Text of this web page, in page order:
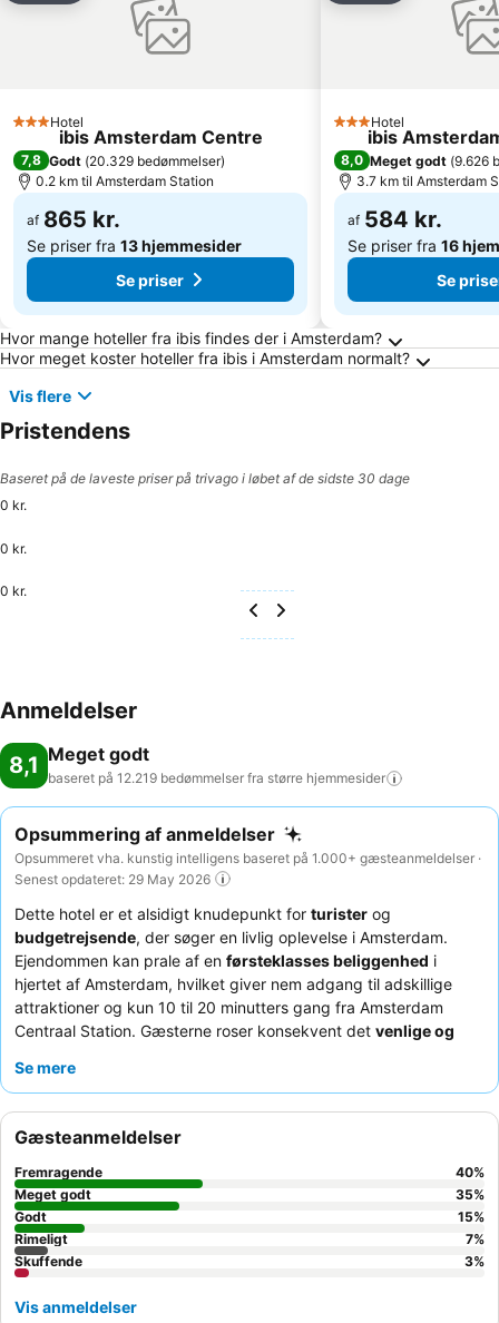
3 Stjerner
Hotel
ibis Amsterdam Centre
7,8 Godt (20.329 bedømmelser)
0.2 km til Amsterdam Station
af 865 kr.
Se priser fra 13 hjemmesider
Se priser
3 Stjerner
Hotel
ibis
8,0 Meget godt (9.626
3.7 km til Amsterdam
af 584 kr.
Se priser fra 16
Se
Ofte stillede spørgsmål om Amsterdam
Hvor mange hoteller fra ibis findes der i Amsterdam?
Hvor meget koster hoteller fra ibis i Amsterdam normalt?
Vis flere
Pristendens
Baseret på de laveste priser på trivago i løbet af de sidste 30 dage
0 kr.
0 kr.
0 kr.
Anmeldelser
8,1 Meget godt
baseret på 12.219 bedømmelser fra større hjemmesider
Opsummering af anmeldelser
Opsummeret vha. kunstig intelligens baseret på 1.000+ gæsteanmeldelser ·
Senest opdateret: 29 May 2026
Dette hotel er et alsidigt knudepunkt for turister og
budgetrejsende, der søger en livlig oplevelse i Amsterdam.
Ejendommen kan prale af en førsteklasses beliggenhed i
hjertet af Amsterdam, hvilket giver nem adgang til adskillige
attraktioner og kun 10 til 20 minutters gang fra Amsterdam
Centraal Station. Gæsterne roser konsekvent det venlige og
af høj kvalitet. For en mere fredfyldt oplevelse kan du overveje
Se mere
Gæsteanmeldelser
Fremragende 40%
Meget godt
35%
Godt
15%
Rimeligt
7%
Skuffende
3%
Vis anmeldelser